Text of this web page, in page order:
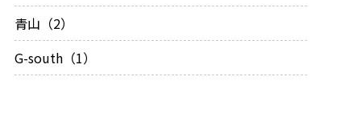
青山（2）
G-south（1）